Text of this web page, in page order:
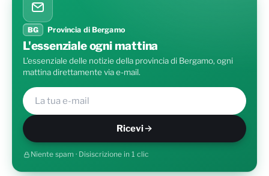
BG Provincia di Bergamo
L'essenziale ogni mattina
L'essenziale delle notizie della provincia di Bergamo, ogni
mattina direttamente via e-mail.
Ricevi
Niente spam · Disiscrizione in 1 clic